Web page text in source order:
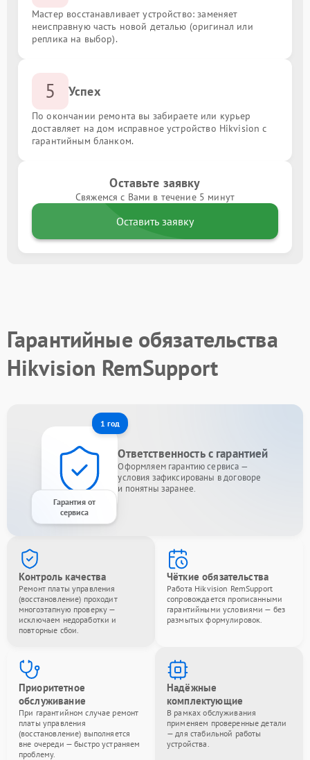
Мастер восстанавливает устройство: заменяет
неисправную часть новой деталью (оригинал или
реплика на выбор).
5 Успех
По окончании ремонта вы забираете или курьер
доставляет на дом исправное устройство Hikvision с
гарантийным бланком.
Оставьте заявку
Свяжемся с Вами в течение 5 минут
Оставить заявку
Гарантийные обязательства
Hikvision RemSupport
1 год
Гарантия от
сервиса
Ответственность с гарантией
Оформляем гарантию сервиса —
условия зафиксированы в договоре
и понятны заранее.
Контроль качества
Ремонт платы управления
(восстановление) проходит
многоэтапную проверку —
исключаем недоработки и
повторные сбои.
Чёткие обязательства
Работа Hikvision RemSupport
сопровождается прописанными
гарантийными условиями — без
размытых формулировок.
Приоритетное
обслуживание
При гарантийном случае ремонт
платы управления
(восстановление) выполняется
вне очереди — быстро устраняем
проблему.
Надёжные
комплектующие
В рамках обслуживания
применяем проверенные детали
— для стабильной работы
устройства.